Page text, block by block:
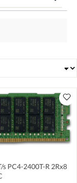
PC4-2400T-R 2Rx8